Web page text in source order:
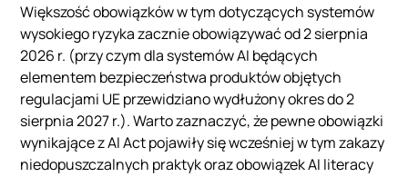
Większość obowiązków w tym dotyczących systemów
wysokiego ryzyka zacznie obowiązywać od 2 sierpnia
2026 r. (przy czym dla systemów AI będących
elementem bezpieczeństwa produktów objętych
regulacjami UE przewidziano wydłużony okres do 2
sierpnia 2027 r.). Warto zaznaczyć, że pewne obowiązki
wynikające z AI Act pojawiły się wcześniej w tym zakazy
niedopuszczalnych praktyk oraz obowiązek AI literacy